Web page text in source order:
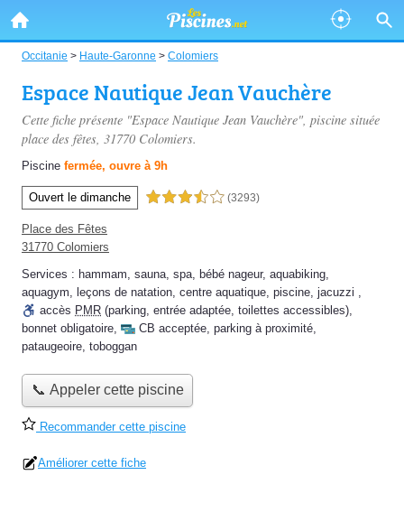
Occitanie > Haute-Garonne > Colomiers
Espace Nautique Jean Vauchère
Cette fiche présente "Espace Nautique Jean Vauchère", piscine située
place des fêtes, 31770 Colomiers.
Piscine fermée, ouvre à 9h
Ouvert le dimanche 3,5 étoiles sur 5 (3293)
Place des Fêtes
31770 Colomiers
Services : hammam, sauna, spa, bébé nageur, aquabiking,
aquagym, leçons de natation, centre aquatique, piscine, jacuzzi ,
accès PMR (parking, entrée adaptée, toilettes accessibles),
bonnet obligatoire, CB acceptée, parking à proximité,
pataugeoire, toboggan
📞 Appeler cette piscine
Recommander cette piscine
Améliorer cette fiche